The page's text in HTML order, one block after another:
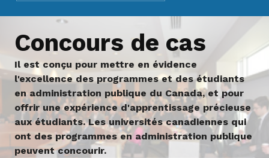
Concours de cas
Il est conçu pour mettre en évidence
l'excellence des programmes et des étudiants
en administration publique du Canada, et pour
offrir une expérience d'apprentissage précieuse
aux étudiants. Les universités canadiennes qui
ont des programmes en administration publique
peuvent concourir.